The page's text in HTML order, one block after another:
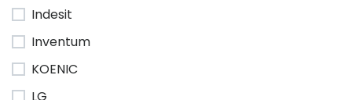
Indesit
Inventum
KOENIC
LG